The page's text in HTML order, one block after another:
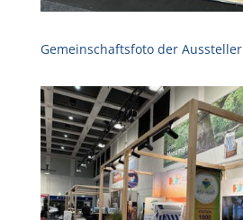
Gemeinschaftsfoto der Aussteller